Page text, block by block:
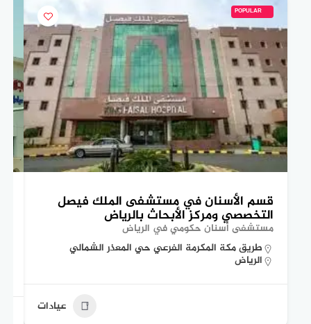
POPULAR
قسم الأسنان في مستشفى الملك فيصل
التخصصي ومركز الأبحاث بالرياض
مستشفى أسنان حكومي في الرياض
طريق مكة المكرمة الفرعي حي المعذر الشمالي
الرياض
عيادات